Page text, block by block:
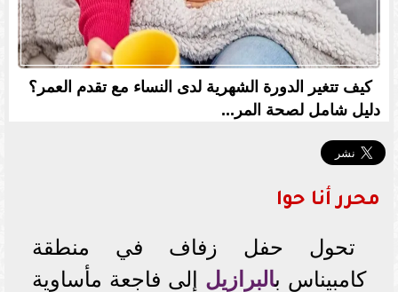
كيف تتغير الدورة الشهرية لدى النساء مع تقدم العمر؟
دليل شامل لصحة المر...
محرر أنا حوا
تحول حفل زفاف في منطقة
كامبيناس بالبرازيل إلى فاجعة مأساوية